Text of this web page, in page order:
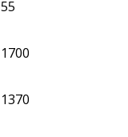
55
1700
1370